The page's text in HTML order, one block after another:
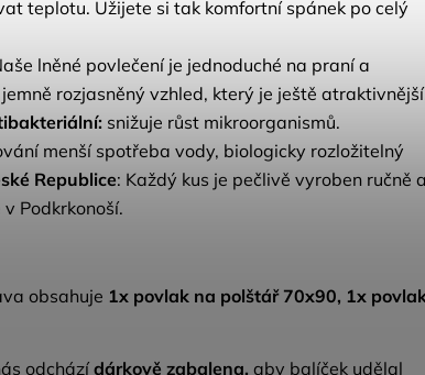
teplotu. Užijete si tak komfortní spánek po celý
lněné povlečení je jednoduché na praní a
rozjasněný vzhled, který je ještě
snižuje růst mikroorganismů.
menší spotřeba vody, biologicky rozložitelný
Republice: Každý kus je pečlivě vyroben ručně
Podkrkonoší.
obsahuje 1x povlak na polštář 70x90, 1x
odcházídárkově zabalena, aby balíček udělal